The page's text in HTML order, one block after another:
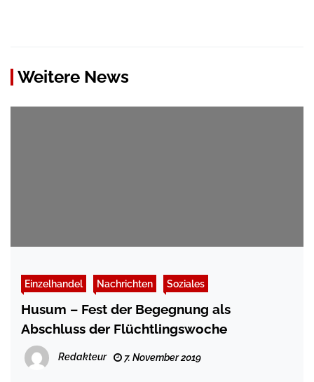
Weitere News
Einzelhandel Nachrichten Soziales
Husum – Fest der Begegnung als
Abschluss der Flüchtlingswoche
Redakteur 7. November 2019